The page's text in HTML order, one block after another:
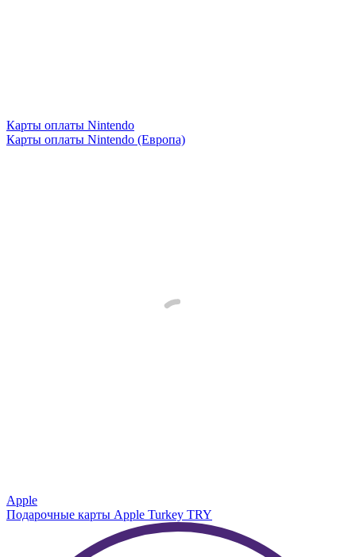
Карты оплаты Nintendo
Карты оплаты Nintendo (Европа)
Apple
Подарочные карты Apple Turkey TRY